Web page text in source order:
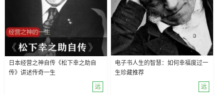
日本经营之神自传《松下幸之助自
传》讲述传奇一生
远
电子书人生的智慧：如何幸福度过一
生珍藏推荐
远